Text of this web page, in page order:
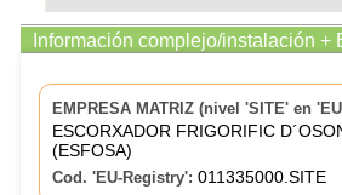
Información complejo/instalación +
EMPRESA MATRIZ (nivel 'SITE' en
ESCORXADOR FRIGORIFIC
(ESFOSA)
Cod. 'EU-Registry': 011335000.SITE